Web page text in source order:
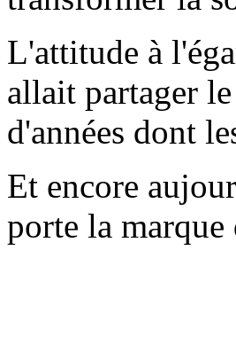
L'attitude à
allait partager
d'années dont
Et encore
porte la